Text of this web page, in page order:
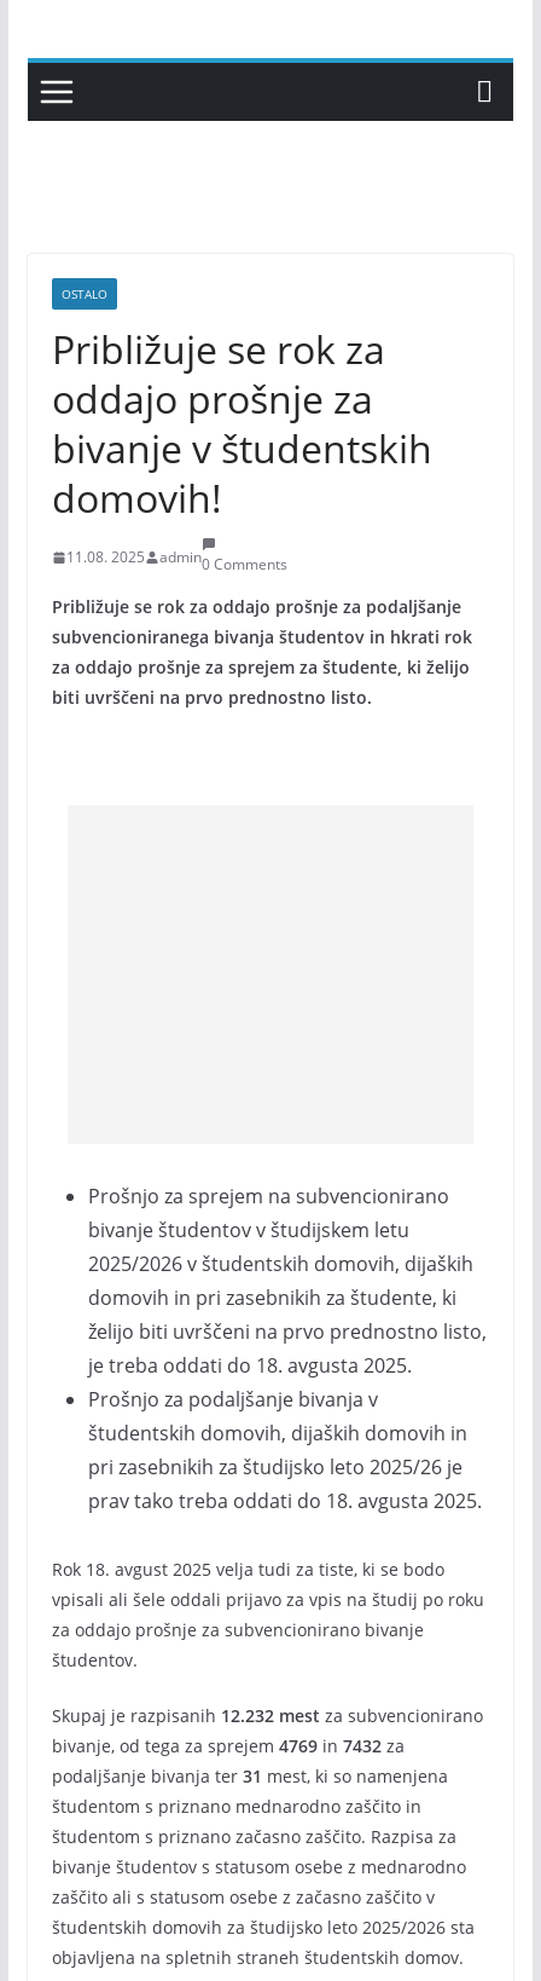
content
OSTALO
Približuje se rok za
oddajo prošnje za
bivanje v študentskih
domovih!
11.08. 2025 admin0 Comments
Približuje se rok za oddajo prošnje za podaljšanje
subvencioniranega bivanja študentov in hkrati rok
za oddajo prošnje za sprejem za študente, ki želijo
biti uvrščeni na prvo prednostno listo.
Prošnjo za sprejem na subvencionirano
bivanje študentov v študijskem letu
2025/2026 v študentskih domovih, dijaških
domovih in pri zasebnikih za študente, ki
želijo biti uvrščeni na prvo prednostno listo,
je treba oddati do 18. avgusta 2025.
Prošnjo za podaljšanje bivanja v
študentskih domovih, dijaških domovih in
pri zasebnikih za študijsko leto 2025/26 je
prav tako treba oddati do 18. avgusta 2025.
Rok 18. avgust 2025 velja tudi za tiste, ki se bodo
vpisali ali šele oddali prijavo za vpis na študij po roku
za oddajo prošnje za subvencionirano bivanje
študentov.
Skupaj je razpisanih 12.232 mest za subvencionirano
bivanje, od tega za sprejem 4769in 7432za
podaljšanje bivanja ter 31 mest, ki so namenjena
študentom s priznano mednarodno zaščito in
študentom s priznano začasno zaščito. Razpisa za
bivanje študentov s statusom osebe z mednarodno
zaščito ali s statusom osebe z začasno zaščito v
študentskih domovih za študijsko leto 2025/2026 sta
objavljena na spletnih straneh študentskih domov.